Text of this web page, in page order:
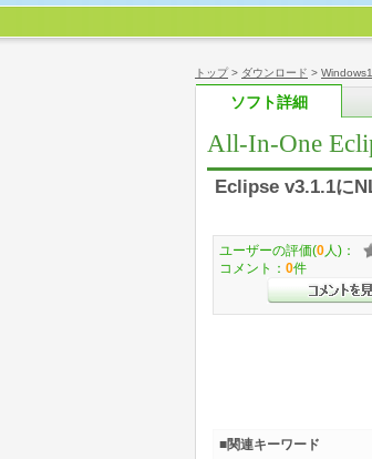
トップ> ダウンロード >
ソフト詳細
All-In-One
Eclipse v3.1.1に
ユーザーの評価(0 人)：
コメント： 0件
■関連キーワード